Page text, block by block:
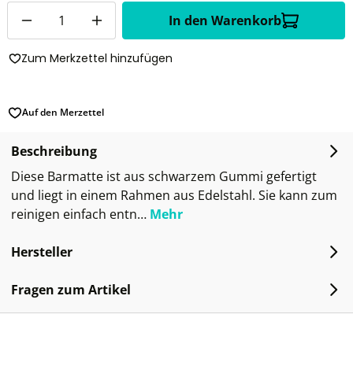
In den Warenkorb
Zum Merkzettel hinzufügen
Auf den Merzettel
Beschreibung
Diese Barmatte ist aus schwarzem Gummi gefertigt
und liegt in einem Rahmen aus Edelstahl. Sie kann zum
reinigen einfach entn… Mehr
Hersteller
Fragen zum Artikel